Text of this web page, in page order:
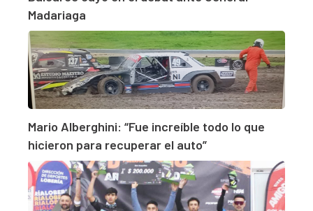
Madariaga
Mario Alberghini: “Fue increíble todo lo que
hicieron para recuperar el auto”